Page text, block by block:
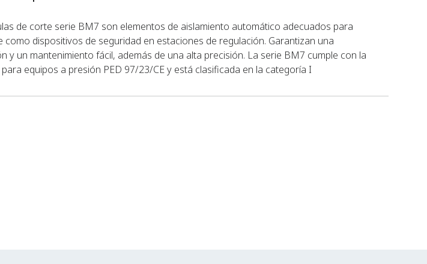
de corte serie BM7 son elementos de aislamiento automático adecuados para
como dispositivos de seguridad en estaciones de regulación. Garantizan una
y un mantenimiento fácil, además de una alta precisión. La serie BM7 cumple con la
equipos a presión PED 97/23/CE y está clasificada en la categoría I